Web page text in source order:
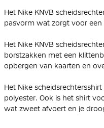
Het Nike KNVB
pasvorm wat zorgt voor
Het Nike KNVB
borstzakken met een
opbergen van kaarten en
Het Nike
polyester. Ook is het shirt
wat zweet afvoert en je